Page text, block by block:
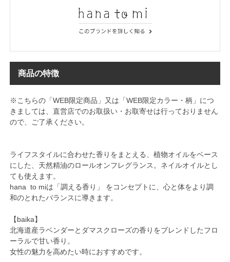
商品の特徴
※こちらの「WEB限定商品」又は「WEB限定カラー・柄」につ
きましては、直営店でのお取扱い・お取寄せは行っておりません
ので、ご了承ください。
ライフスタイルに合わせた香りをまとえる、植物オイルをベース
にした、天然精油のロールオンフレグランス。ネイルオイルとし
ても使えます。
hana to miは「調える香り」 をコンセプトに、心と体をより調
和のとれたバランスに導きます。
【baika】
北海道産ラベンダーとダマスクローズの香りをブレンドしたフロ
ーラルで甘い香り。
女性の魅力を高めたい時におすすめです。